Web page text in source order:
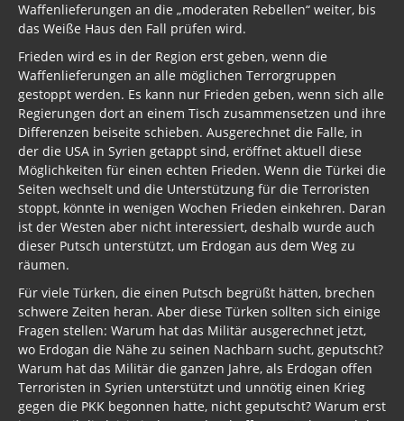
Waffenlieferungen an die „moderaten Rebellen“ weiter, bis
das Weiße Haus den Fall prüfen wird.
Frieden wird es in der Region erst geben, wenn die
Waffenlieferungen an alle möglichen Terrorgruppen
gestoppt werden. Es kann nur Frieden geben, wenn sich alle
Regierungen dort an einem Tisch zusammensetzen und ihre
Differenzen beiseite schieben. Ausgerechnet die Falle, in
der die USA in Syrien getappt sind, eröffnet aktuell diese
Möglichkeiten für einen echten Frieden. Wenn die Türkei die
Seiten wechselt und die Unterstützung für die Terroristen
stoppt, könnte in wenigen Wochen Frieden einkehren. Daran
ist der Westen aber nicht interessiert, deshalb wurde auch
dieser Putsch unterstützt, um Erdogan aus dem Weg zu
räumen.
Für viele Türken, die einen Putsch begrüßt hätten, brechen
schwere Zeiten heran. Aber diese Türken sollten sich einige
Fragen stellen: Warum hat das Militär ausgerechnet jetzt,
wo Erdogan die Nähe zu seinen Nachbarn sucht, geputscht?
Warum hat das Militär die ganzen Jahre, als Erdogan offen
Terroristen in Syrien unterstützt und unnötig einen Krieg
gegen die PKK begonnen hatte, nicht geputscht? Warum erst